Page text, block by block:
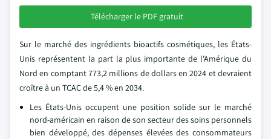
Télécharger le PDF gratuit
Sur le marché des ingrédients bioactifs cosmétiques, les États-
Unis représentent la part la plus importante de l'Amérique du
Nord en comptant 773,2 millions de dollars en 2024 et devraient
croître à un TCAC de 5,4 % en 2034.
Les États-Unis occupent une position solide sur le marché
nord-américain en raison de son secteur des soins personnels
bien développé, des dépenses élevées des consommateurs